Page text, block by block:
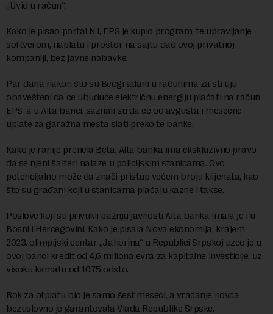
„Uvid u račun“.
Kako je pisao portal N1, EPS je kupio program, te upravljanje
softverom, naplatu i prostor na sajtu dao ovoj privatnoj
kompaniji, bez javne nabavke.
Par dana nakon što su Beograđani u računima za struju
obavešteni da će ubuduće električnu energiju plaćati na račun
EPS-a u Alta banci, saznali su da će od avgusta i mesečne
uplate za garažna mesta slati preko te banke.
Kako je ranije prenela Beta, Alta banka ima ekskluzivno pravo
da se njeni šalteri nalaze u policijskim stanicama. Ovo
potencijalno može da znači pristup većem broju klijenata, kao
što su građani koji u stanicama plaćaju kazne i takse.
Poslove koji su privukli pažnju javnosti Alta banka imala je i u
Bosni i Hercegovini. Kako je pisala Nova ekonomija, krajem
2023. olimpijski centar „Jahorina“ u Republici Srpskoj uzeo je u
ovoj banci kredit od 4,6 miliona evra za kapitalne investicije, uz
visoku kamatu od 10,75 odsto.
Rok za otplatu bio je samo šest meseci, a vraćanje novca
bezuslovno je garantovala Vlada Republike Srpske.